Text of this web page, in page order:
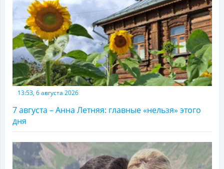
13:53, 6 августа 2026
7 августа – Анна Летняя: главные «нельзя» этого
дня